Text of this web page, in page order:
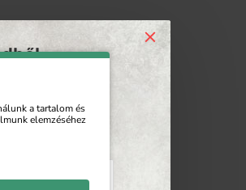
az első
a
KÜLDÉS
a tartalom és
elemzéséhez